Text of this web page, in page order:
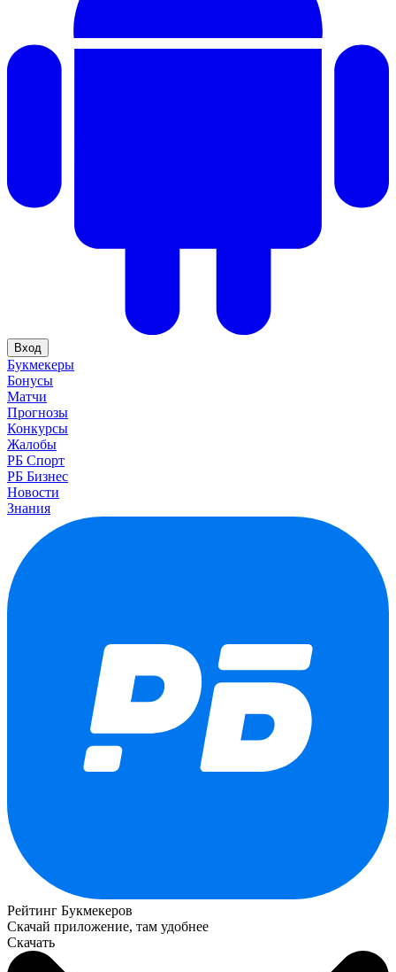
Вход
Букмекеры
Бонусы
Матчи
Прогнозы
Конкурсы
Жалобы
РБ Спорт
РБ Бизнес
Новости
Знания
Рейтинг Букмекеров
Скачай приложение, там удобнее
Скачать